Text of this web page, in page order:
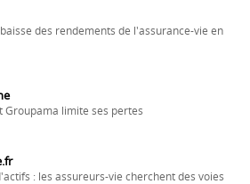
des rendements de l'assurance-vie en
Groupama limite ses pertes
: les assureurs-vie cherchent des voies